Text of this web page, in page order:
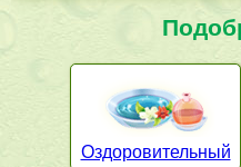
Оздоровительный